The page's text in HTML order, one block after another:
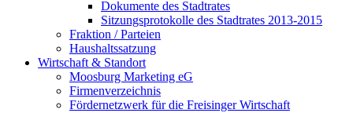
Dokumente des Stadtrates
Sitzungsprotokolle des Stadtrates 2013-2015
Fraktion / Parteien
Haushaltssatzung
Wirtschaft & Standort
Moosburg Marketing eG
Firmenverzeichnis
Fördernetzwerk für die Freisinger Wirtschaft